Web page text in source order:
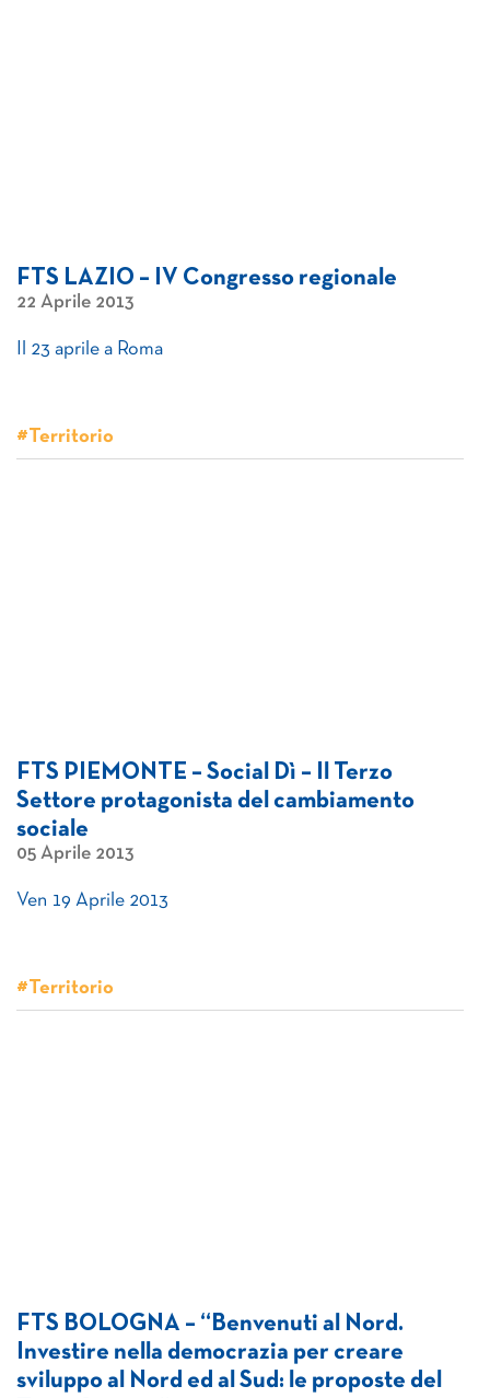
FTS LAZIO – IV Congresso regionale
22 Aprile 2013
Il 23 aprile a Roma
#Territorio
FTS PIEMONTE – Social Dì – Il Terzo
Settore protagonista del cambiamento
sociale
05 Aprile 2013
Ven 19 Aprile 2013
#Territorio
FTS BOLOGNA – “Benvenuti al Nord.
Investire nella democrazia per creare
sviluppo al Nord ed al Sud: le proposte del